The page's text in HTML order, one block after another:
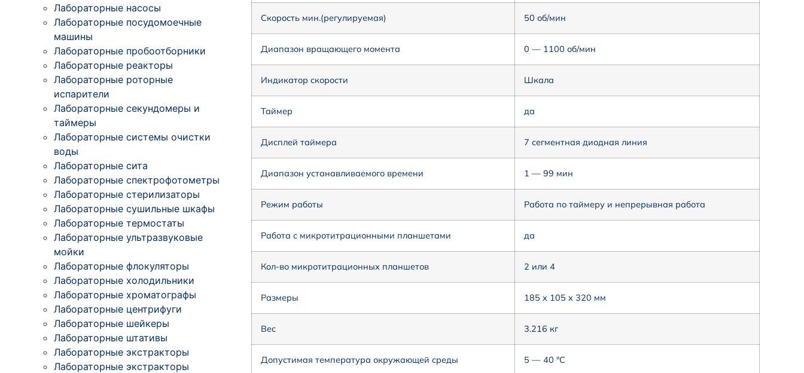
Лабораторные насосы
Лабораторные посудомоечные
машины
Лабораторные пробоотборники
Лабораторные реакторы
Лабораторные роторные
испарители
Лабораторные секундомеры и
таймеры
Лабораторные системы очистки
воды
Лабораторные сита
Лабораторные спектрофотометры
Лабораторные стерилизаторы
Лабораторные сушильные шкафы
Лабораторные термостаты
Лабораторные ультразвуковые
мойки
Лабораторные флокуляторы
Лабораторные холодильники
Лабораторные хроматографы
Лабораторные центрифуги
Лабораторные шейкеры
Лабораторные штативы
Лабораторные экстракторы
Лабораторные экстракторы
Скорость мин.(регулируемая) 50 об/мин
Диапазон вращающего момента 0 — 1100 об/мин
Индикатор скорости Шкала
Таймер да
Дисплей таймера 7 сегментная диодная линия
Диапазон устанавливаемого времени 1 — 99 мин
Режим работы Работа по таймеру и непрерывная работа
Работа с микротитрационными планшетами да
Кол-во микротитрационных планшетов 2 или 4
Размеры 185 x 105 x 320 мм
Вес 3.216 кг
Допустимая температура окружающей среды 5 — 40 °C